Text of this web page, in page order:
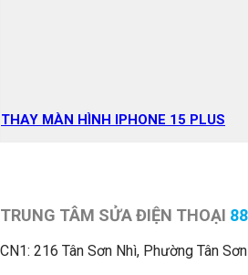
THAY MÀN HÌNH IPHONE 15 PLUS
TRUNG TÂM SỬA ĐIỆN THOẠI
CN1: 216 Tân Sơn Nhì, Phường Tân